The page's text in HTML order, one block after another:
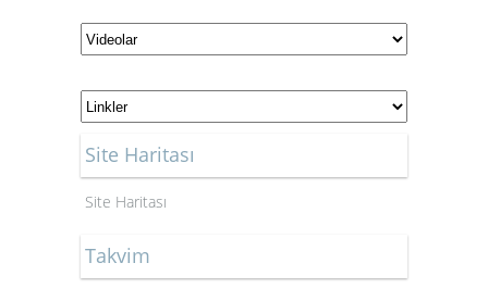
Site Haritası
Site Haritası
Takvim